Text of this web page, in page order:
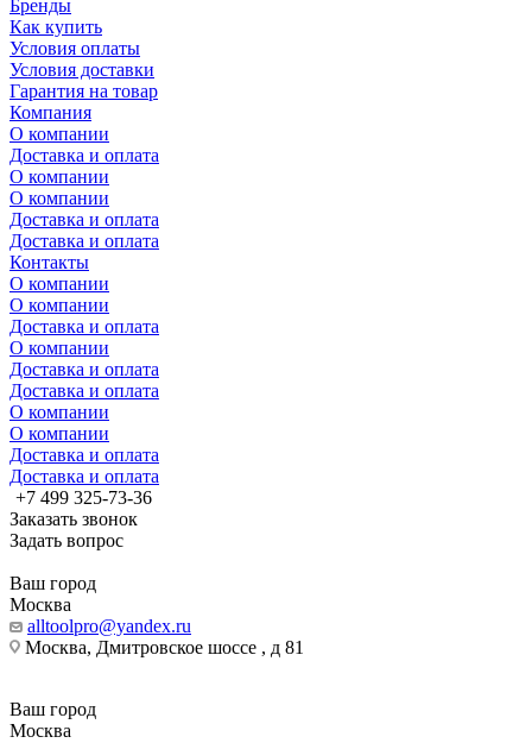
Бренды
Как купить
Условия оплаты
Условия доставки
Гарантия на товар
Компания
О компании
Доставка и оплата
О компании
О компании
Доставка и оплата
Доставка и оплата
Контакты
О компании
О компании
Доставка и оплата
О компании
Доставка и оплата
Доставка и оплата
О компании
О компании
Доставка и оплата
Доставка и оплата
+7 499 325-73-36
Заказать звонок
Задать вопрос
Ваш город
Москва
alltoolpro@yandex.ru
Москва, Дмитровское шоссе , д 81
Ваш город
Москва